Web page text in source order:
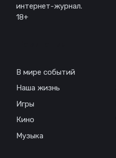
интернет-журнал.
18+
В мире событий
Наша жизнь
Игры
Кино
Музыка